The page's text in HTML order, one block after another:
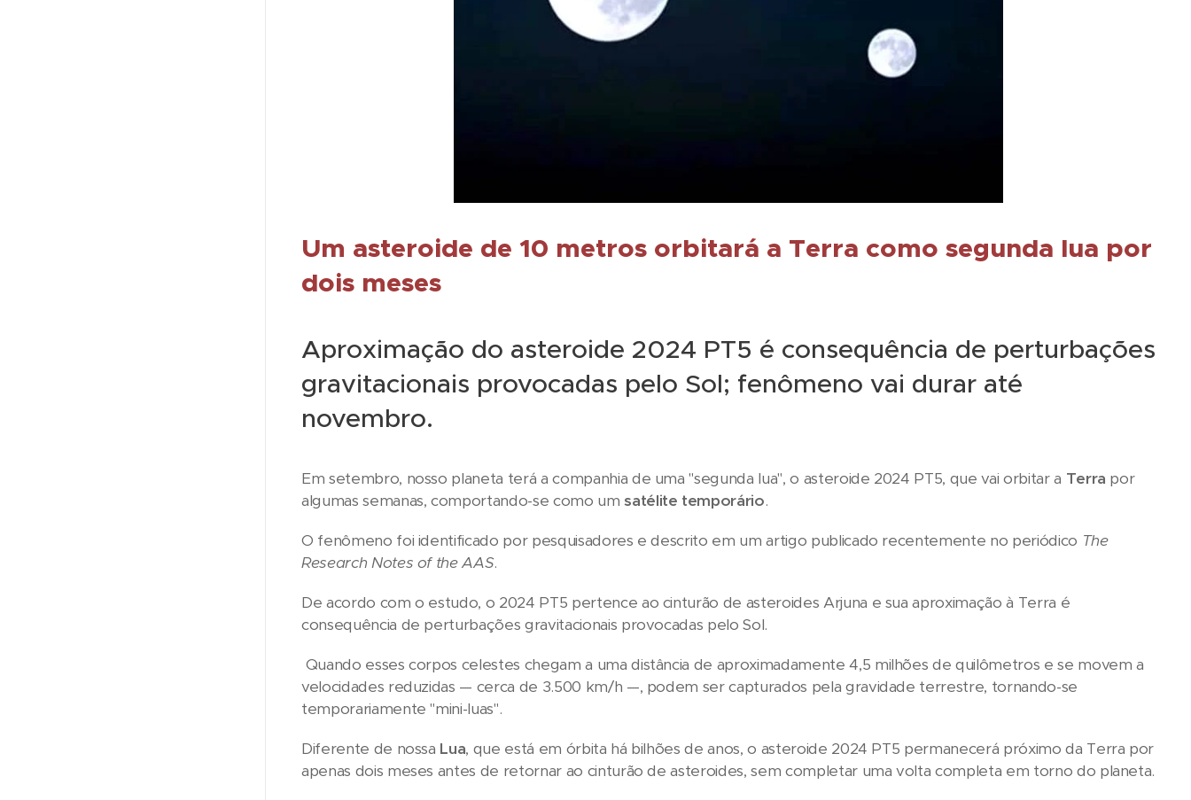
Um asteroide de 10 metros orbitará a Terra como segunda lua por
dois meses
Aproximação do asteroide 2024 PT5 é consequência de perturbações
gravitacionais provocadas pelo Sol; fenômeno vai durar até
novembro.
Em setembro, nosso planeta terá a companhia de uma "segunda lua", o asteroide 2024 PT5, que vai orbitar a Terra por
algumas semanas, comportando-se como umsatélite temporário.
O fenômeno foi identificado por pesquisadores e descrito em um artigo publicado recentemente no periódico The
Research Notes of the AAS.
De acordo com o estudo, o 2024 PT5 pertence ao cinturão de asteroides Arjuna e sua aproximação à Terra é
consequência de perturbações gravitacionais provocadas pelo Sol.
Quando esses corpos celestes chegam a uma distância de aproximadamente 4,5 milhões de quilômetros e se movem a
velocidades reduzidas — cerca de 3.500 km/h —, podem ser capturados pela gravidade terrestre, tornando-se
temporariamente "mini-luas".
Diferente de nossa Lua, que está em órbita há bilhões de anos, o asteroide 2024 PT5 permanecerá próximo da Terra por
apenas dois meses antes de retornar ao cinturão de asteroides, sem completar uma volta completa em torno do planeta.